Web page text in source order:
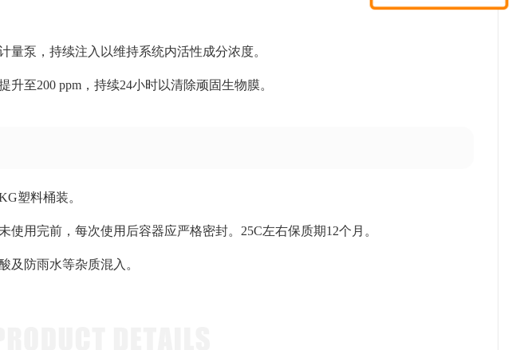
泵，持续注入以维持系统内活性成分浓度。
至200 ppm，持续24小时以清除顽固生物膜。
塑料桶装。
用完前，每次使用后容器应严格密封。25C左右保质期12个月。
及防雨水等杂质混入。